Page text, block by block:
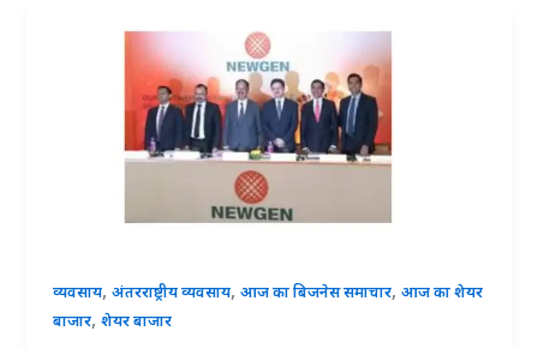
व्यवसाय,अंतरराष्ट्रीय व्यवसाय,आज का बिजनेस समाचार,आज का शेयर
बाजार,शेयर बाजार